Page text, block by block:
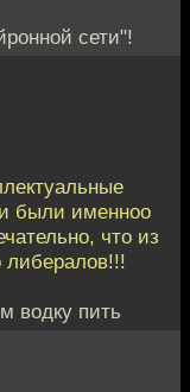
сети"!
были именноо
что из
либералов!!!
водку пить